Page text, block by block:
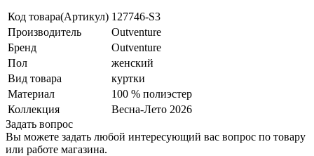
Код товара(Артикул) 127746-S3
Производитель
Outventure
Бренд
Outventure
Пол
женский
Вид товара
куртки
Материал
100 % полиэстер
Коллекция
Весна-Лето 2026
Задать вопрос
Вы можете задать любой интересующий вас вопрос по товару
или работе магазина.